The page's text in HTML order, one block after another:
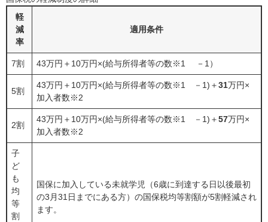
軽
減
率
適用条件
7割 43万円＋10万円×(給与所得者等の数※1 －1）
5割
43万円＋10万円×(給与所得者等の数※1 －1)＋31万円×
加入者数※2
2割
43万円＋10万円×(給与所得者等の数※1 －1)＋57万円×
加入者数※2
子
ど
も
均
等
割
国保に加入している未就学児（6歳に到達する日以後最初
の3月31日までにある方）の国保税均等割額が5割軽減され
ます。